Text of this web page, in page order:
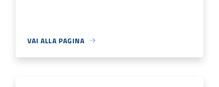
VAI ALLA PAGINA